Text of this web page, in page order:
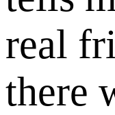
real
there